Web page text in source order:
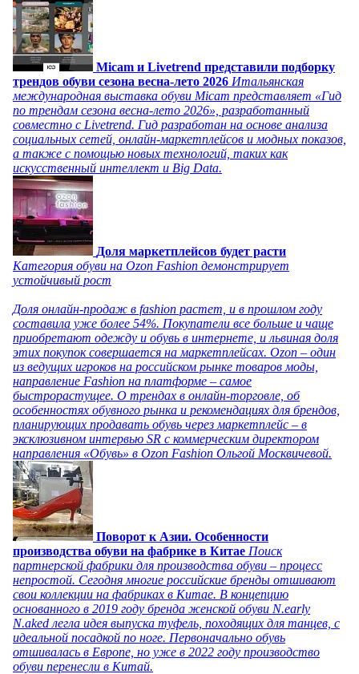
Micam и Livetrend представили подборку
трендов обуви сезона весна-лето 2026 Итальянская
международная выставка обуви Micam представляет «Гид
по трендам сезона весна-лето 2026», разработанный
совместно с Livetrend. Гид разработан на основе анализа
социальных сетей, онлайн-маркетплейсов и модных показов,
а также с помощью новых технологий, таких как
искусственный интеллект и Big Data.
Доля маркетплейсов будет расти
Категория обуви на Ozon Fashion демонстрирует
устойчивый рост
Доля онлайн-продаж в fashion растет, и в прошлом году
составила уже более 54%. Покупатели все больше и чаще
приобретают одежду и обувь в интернете, и львиная доля
этих покупок совершается на маркетплейсах. Ozon – один
из ведущих игроков на российском рынке товаров моды,
направление Fashion на платформе – самое
быстрорастущее. О трендах в онлайн-торговле, об
особенностях обувного рынка и рекомендациях для брендов,
планирующих продавать обувь через маркетплейс – в
эксклюзивном интервью SR с коммерческим директором
направления «Обувь» в Ozon Fashion Ольгой Москвичевой.
Поворот к Азии. Особенности
производства обуви на фабрике в Китае Поиск
партнерской фабрики для производства обуви – процесс
непростой. Сегодня многие российские бренды отшивают
свои коллекции на фабриках в Китае. В концепцию
основанного в 2019 году бренда женской обуви N.early
N.aked легла идея выпуска туфель, походящих для танцев, с
идеальной посадкой по ноге. Первоначально обувь
отшивалась в Европе, но уже в 2022 году производство
обуви перенесли в Китай.